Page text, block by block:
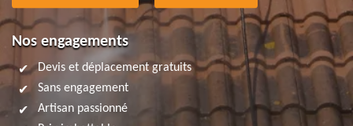
Nos engagements
Devis et déplacement gratuits
Sans engagement
Artisan passionné